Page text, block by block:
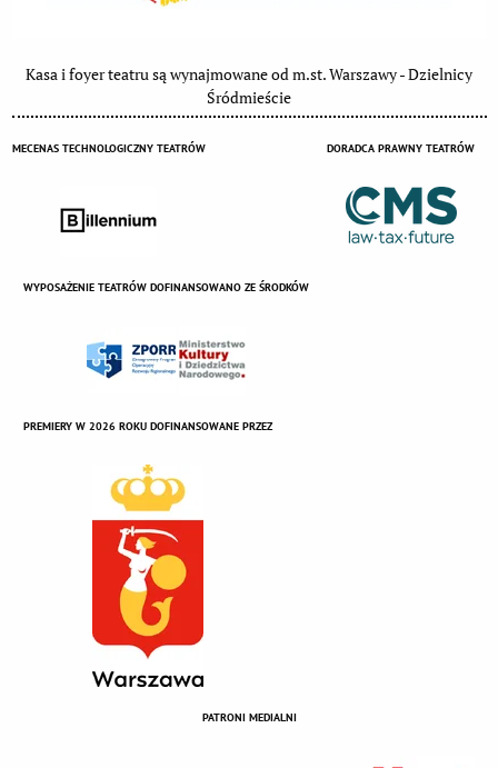
Kasa i foyer teatru są wynajmowane od m.st. Warszawy - Dzielnicy
Śródmieście
MECENAS TECHNOLOGICZNY TEATRÓW DORADCA PRAWNY TEATRÓW
WYPOSAŻENIE TEATRÓW DOFINANSOWANO ZE ŚRODKÓW
PREMIERY W 2026 ROKU DOFINANSOWANE PRZEZ
PATRONI MEDIALNI